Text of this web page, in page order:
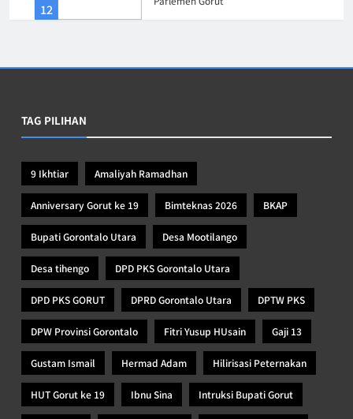
9 Ikhtiar Amaliyah Ramadhan
Anniversary Gorut ke 19 Bimteknas 2026 BKAP
Bupati Gorontalo Utara Desa Mootilango
Desa tihengo DPD PKS Gorontalo Utara
DPD PKS GORUT DPRD Gorontalo Utara DPTW PKS
DPW Provinsi Gorontalo Fitri Yusup HUsain Gaji 13
Gustam Ismail Hermad Adam Hilirisasi Peternakan
HUT Gorut ke 19 Ibnu Sina Intruksi Bupati Gorut